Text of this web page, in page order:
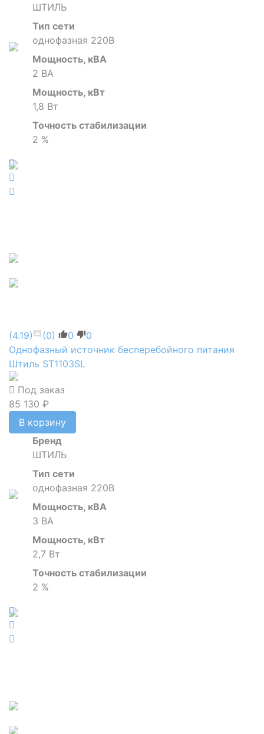
ШТИЛЬ
Тип сети
однофазная 220В
Мощность, кВА
2 ВА
Мощность, кВт
1,8 Вт
Точность стабилизации
2 %
(4.19) (0) 0
0
Однофазный источник бесперебойного питания
Штиль ST1103SL
Под заказ
85 130 ₽
В корзину
Бренд
ШТИЛЬ
Тип сети
однофазная 220В
Мощность, кВА
3 ВА
Мощность, кВт
2,7 Вт
Точность стабилизации
2 %